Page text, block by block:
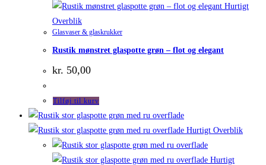
Hurtigt
Overblik
Glasvaser & glaskrukker
Rustik mønstret glaspotte grøn – flot og elegant
kr. 50,00
Tilføj til kurv
Hurtigt Overblik
Hurtigt